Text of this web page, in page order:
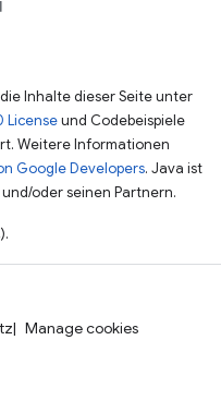
Inhalte dieser Seite unter
Licenseund Codebeispiele
Weitere Informationen
Google Developers. Java ist
oder seinen Partnern.
Manage cookies